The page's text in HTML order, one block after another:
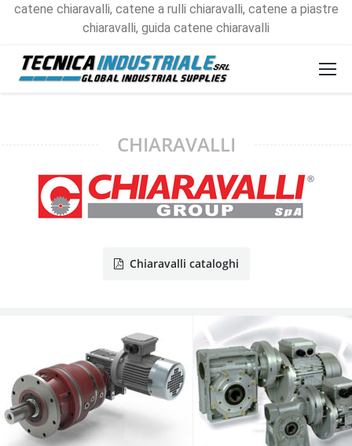
catene chiaravalli, catene a rulli chiaravalli, catene a piastre
chiaravalli, guida catene chiaravalli
CHIARAVALLI
Chiaravalli cataloghi